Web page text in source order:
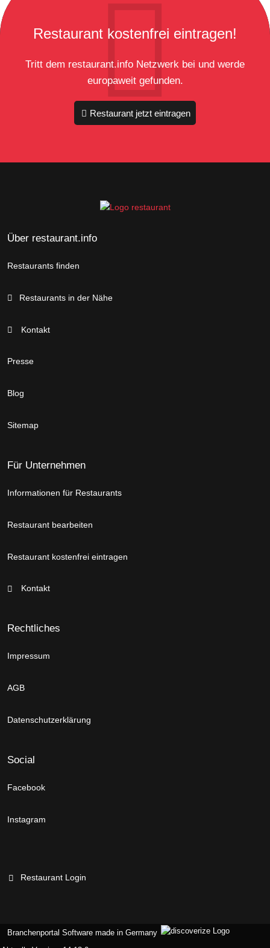
Restaurant kostenfrei eintragen!
Tritt dem restaurant.info Netzwerk bei und werde
europaweit gefunden.
Restaurant jetzt eintragen
Über restaurant.info
Restaurants finden
Restaurants in der Nähe
Kontakt
Presse
Blog
Sitemap
Für Unternehmen
Informationen für Restaurants
Restaurant bearbeiten
Restaurant kostenfrei eintragen
Kontakt
Rechtliches
Impressum
AGB
Datenschutzerklärung
Social
Facebook
Instagram
Restaurant Login
Branchenportal Software made in Germany